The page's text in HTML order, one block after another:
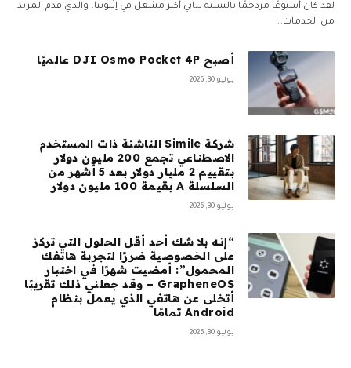
لقد كان أسبوعًا مزدحمًا بالنسبة لثاني أكبر مشغل في إثيوبيا، والذي قدم المزيد
من الخدمات…
أصبح DJI Osmo Pocket 4P عالميًا
يوليو 30, 2026
شركة Simile الناشئة ذات المستخدم
الاصطناعي تجمع 200 مليون دولار
بتقييم 2 مليار دولار بعد 5 أشهر من
السلسلة A بقيمة 100 مليون دولار
يوليو 30, 2026
“إنه بلا شك أحد أقل الحلول التي تركز
على الخصوصية ضررًا لتجربة هاتفك
المحمول”: أمضيت شهرًا في اختبار
GrapheneOS – وقد جعلني ذلك تقريبًا
أتخلى عن هاتفي الذي يعمل بنظام
Android تمامًا
يوليو 30, 2026